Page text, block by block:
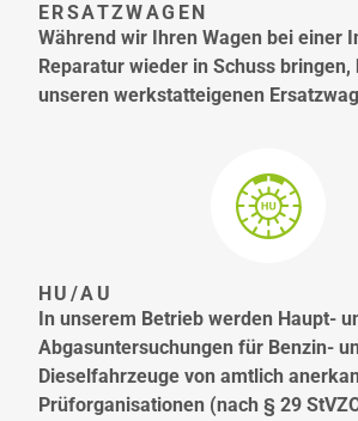
ERSATZWAGEN
Während wir Ihren Wagen bei einer
Reparatur wieder in Schuss
unseren werkstatteigenen
HU/AU
In unserem Betrieb werden Haupt-
Abgasuntersuchungen für Benzin-
Dieselfahrzeuge von amtlich
Prüforganisationen (nach § 29